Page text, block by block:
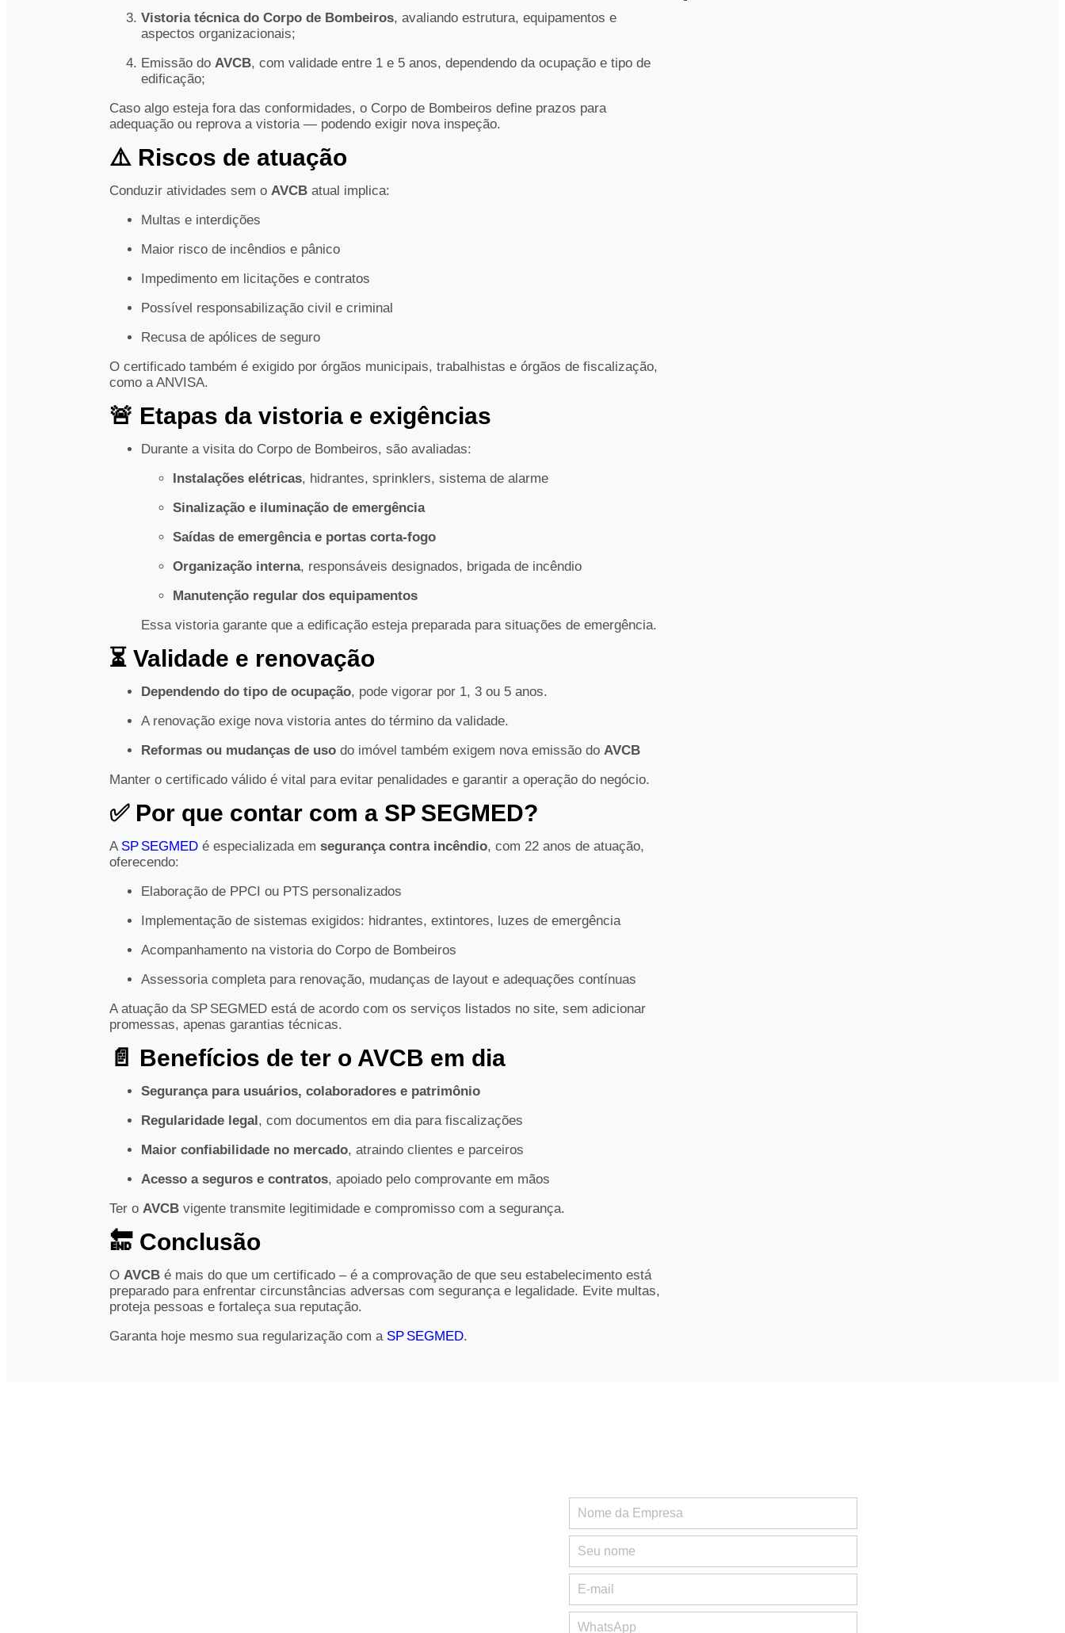
Vistoria técnica do Corpo de Bombeiros, avaliando estrutura, equipamentos e
aspectos organizacionais;
Emissão do AVCB, com validade entre 1 e 5 anos, dependendo da ocupação e tipo de
edificação;
Caso algo esteja fora das conformidades, o Corpo de Bombeiros define prazos para
adequação ou reprova a vistoria — podendo exigir nova inspeção.
⚠️ Riscos de atuação
Conduzir atividades sem o AVCB atual implica:
Multas e interdições
Maior risco de incêndios e pânico
Impedimento em licitações e contratos
Possível responsabilização civil e criminal
Recusa de apólices de seguro
O certificado também é exigido por órgãos municipais, trabalhistas e órgãos de fiscalização,
como a ANVISA.
🚨 Etapas da vistoria e exigências
Durante a visita do Corpo de Bombeiros, são avaliadas:
Instalações elétricas, hidrantes, sprinklers, sistema de alarme
Sinalização e iluminação de emergência
Saídas de emergência e portas corta‑fogo
Organização interna, responsáveis designados, brigada de incêndio
Manutenção regular dos equipamentos
Essa vistoria garante que a edificação esteja preparada para situações de emergência.
⏳ Validade e renovação
Dependendo do tipo de ocupação, pode vigorar por 1, 3 ou 5 anos.
A renovação exige nova vistoria antes do término da validade.
Reformas ou mudanças de uso do imóvel também exigem nova emissão do AVCB
Manter o certificado válido é vital para evitar penalidades e garantir a operação do negócio.
✅ Por que contar com a SP SEGMED?
A SP SEGMED é especializada em segurança contra incêndio, com 22 anos de atuação,
oferecendo:
Elaboração de PPCI ou PTS personalizados
Implementação de sistemas exigidos: hidrantes, extintores, luzes de emergência
Acompanhamento na vistoria do Corpo de Bombeiros
Assessoria completa para renovação, mudanças de layout e adequações contínuas
A atuação da SP SEGMED está de acordo com os serviços listados no site, sem adicionar
promessas, apenas garantias técnicas.
📄 Benefícios de ter o AVCB em dia
Segurança para usuários, colaboradores e patrimônio
Regularidade legal, com documentos em dia para fiscalizações
Maior confiabilidade no mercado, atraindo clientes e parceiros
Acesso a seguros e contratos, apoiado pelo comprovante em mãos
Ter o AVCB vigente transmite legitimidade e compromisso com a segurança.
🔚 Conclusão
O AVCB é mais do que um certificado – é a comprovação de que seu estabelecimento está
preparado para enfrentar circunstâncias adversas com segurança e legalidade. Evite multas,
proteja pessoas e fortaleça sua reputação.
Garanta hoje mesmo sua regularização com a SP SEGMED.